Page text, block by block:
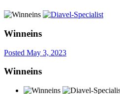
Winneins
Posted May 3, 2023
Winneins